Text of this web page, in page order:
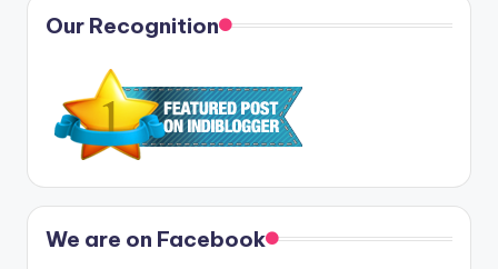
Our Recognition
We are on Facebook